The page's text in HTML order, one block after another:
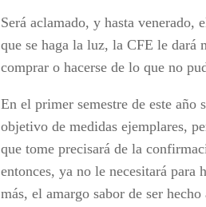
Será aclamado, y hasta venerado,
que se haga la luz, la CFE le dará
comprar o hacerse de lo que no
En el primer semestre de este año
objetivo de medidas ejemplares,
que tome precisará de la
entonces, ya no le necesitará para
más, el amargo sabor de ser